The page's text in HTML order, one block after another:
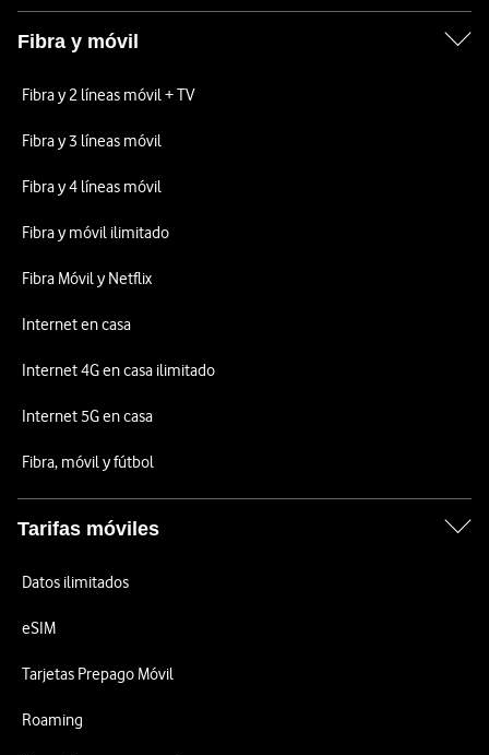
Fibra y móvil
Fibra y 2 líneas móvil + TV
Fibra y 3 líneas móvil
Fibra y 4 líneas móvil
Fibra y móvil ilimitado
Fibra Móvil y Netflix
Internet en casa
Internet 4G en casa ilimitado
Internet 5G en casa
Fibra, móvil y fútbol
Tarifas móviles
Datos ilimitados
eSIM
Tarjetas Prepago Móvil
Roaming